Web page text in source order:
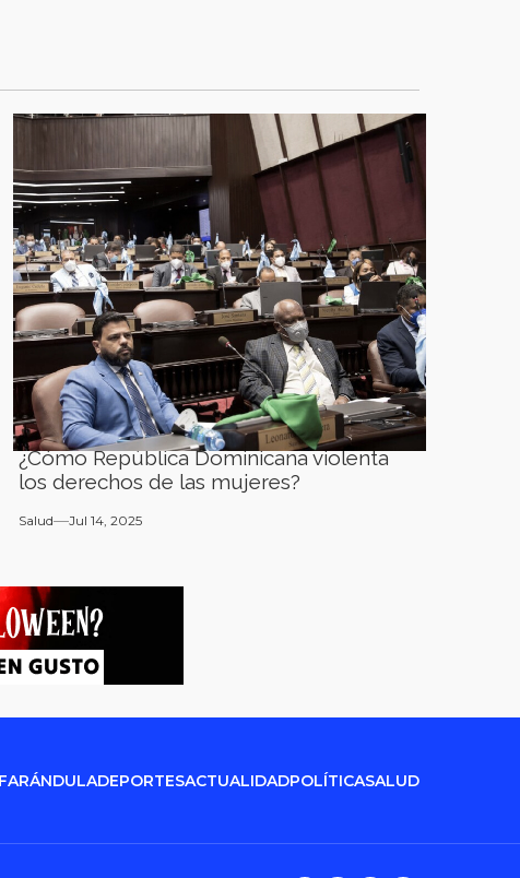
¿Cómo República Dominicana violenta
los derechos de las mujeres?
Salud Jul 14, 2025
FARÁNDULADEPORTESACTUALIDADPOLÍTICASALUD